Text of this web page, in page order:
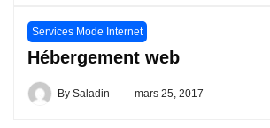
Services Mode Internet
Hébergement web
By Saladin mars 25, 2017